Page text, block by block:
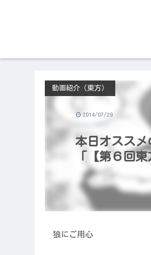
本日オスス
「【第６回
動画紹介（東方）
2014/07/29
狼にご用心